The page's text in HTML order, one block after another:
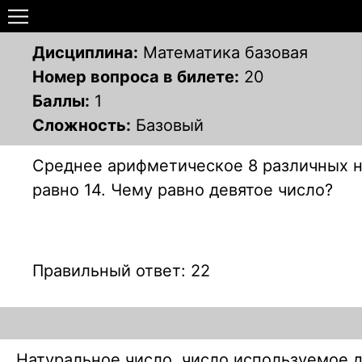
Дисциплина: Математика базовая
Номер вопроса в билете: 20
Баллы: 1
Сложность: Базовый
Среднее арифметическое 8 различных
равно 14. Чему равно девятое число?
Правильный ответ: 22